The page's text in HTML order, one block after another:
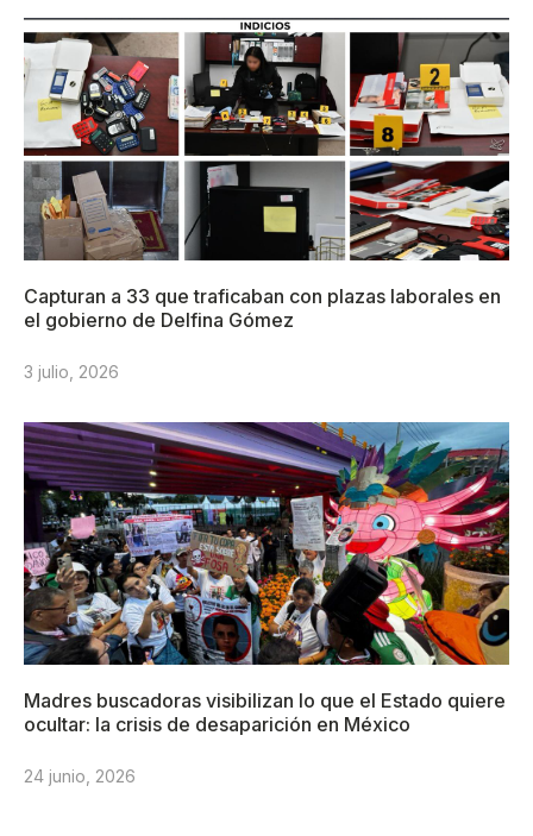
Capturan a 33 que traficaban con plazas laborales en
el gobierno de Delfina Gómez
3 julio, 2026
Madres buscadoras visibilizan lo que el Estado quiere
ocultar: la crisis de desaparición en México
24 junio, 2026